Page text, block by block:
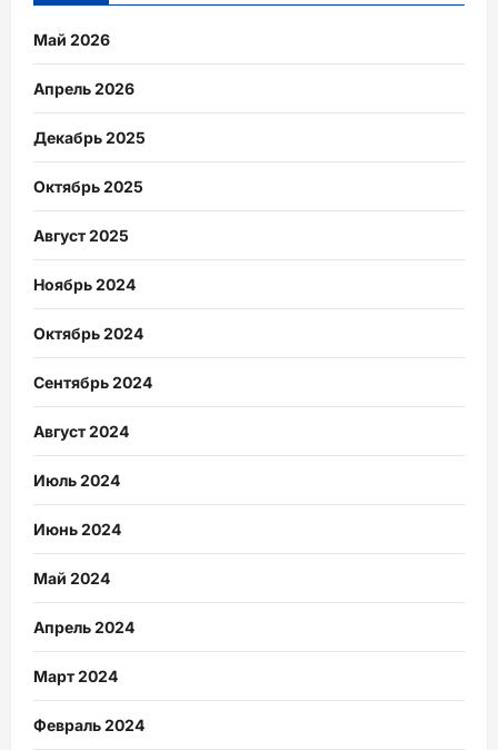
Май 2026
Апрель 2026
Декабрь 2025
Октябрь 2025
Август 2025
Ноябрь 2024
Октябрь 2024
Сентябрь 2024
Август 2024
Июль 2024
Июнь 2024
Май 2024
Апрель 2024
Март 2024
Февраль 2024